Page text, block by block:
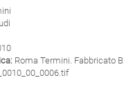
Roma Termini. Fabbricato B.